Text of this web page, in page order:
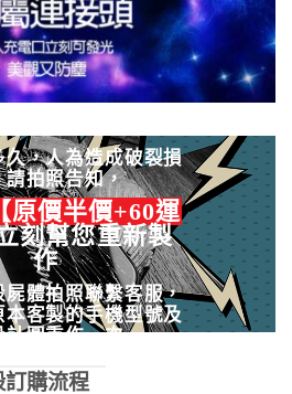
久，人為造成破裂損
請拍照告知，
原價半價+60運
刻幫您重新製
作
屍體拍照聯繫客服，
本客製的手機型號及
計圖重作一次
若已經停產，則無
用此服務。
購流程